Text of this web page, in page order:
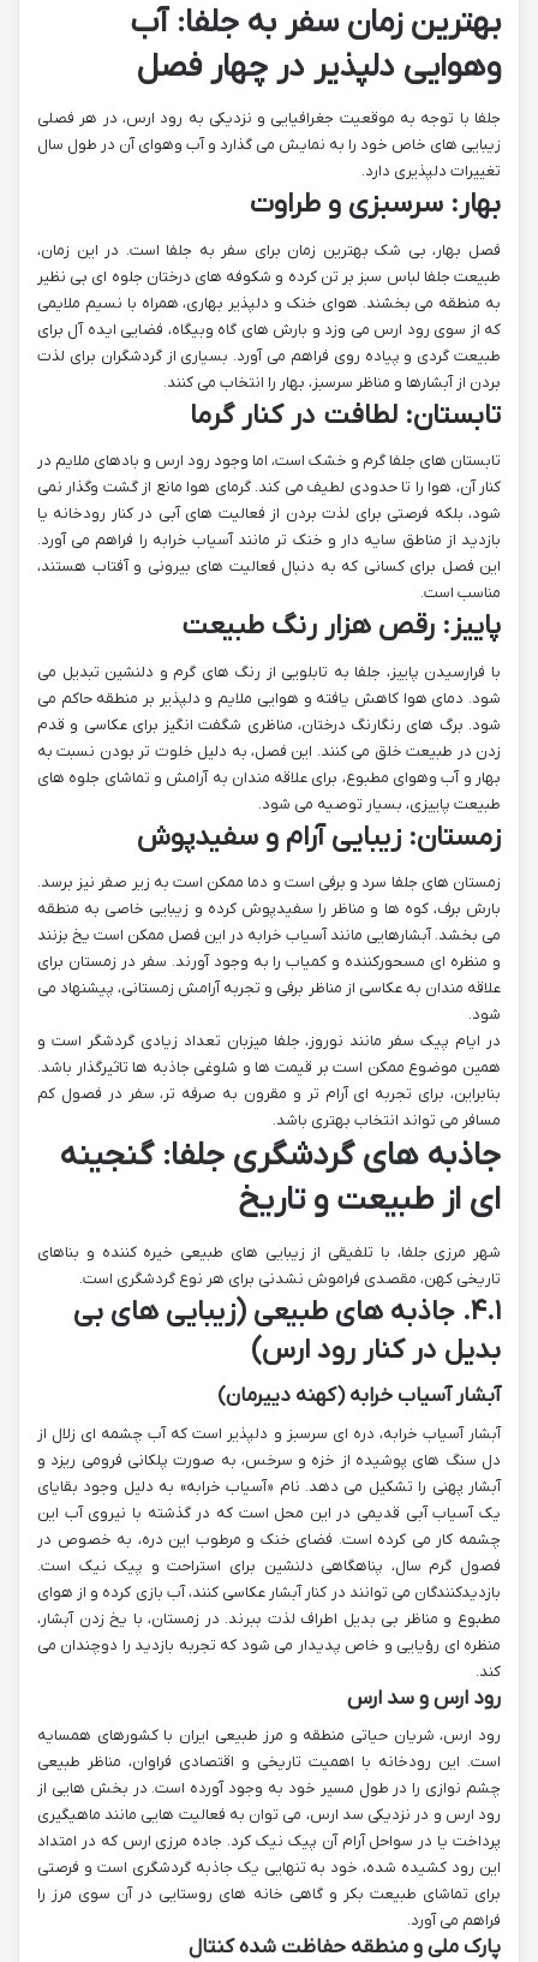
بهترین زمان سفر به جلفا: آب
وهوایی دلپذیر در چهار فصل
جلفا با توجه به موقعیت جغرافیایی و نزدیکی به رود ارس، در هر فصلی
زیبایی های خاص خود را به نمایش می گذارد و آب وهوای آن در طول سال
تغییرات دلپذیری دارد.
بهار: سرسبزی و طراوت
فصل بهار، بی شک بهترین زمان برای سفر به جلفا است. در این زمان،
طبیعت جلفا لباس سبز بر تن کرده و شکوفه های درختان جلوه ای بی نظیر
به منطقه می بخشند. هوای خنک و دلپذیر بهاری، همراه با نسیم ملایمی
که از سوی رود ارس می وزد و بارش های گاه وبیگاه، فضایی ایده آل برای
طبیعت گردی و پیاده روی فراهم می آورد. بسیاری از گردشگران برای لذت
بردن از آبشارها و مناظر سرسبز، بهار را انتخاب می کنند.
تابستان: لطافت در کنار گرما
تابستان های جلفا گرم و خشک است، اما وجود رود ارس و بادهای ملایم در
کنار آن، هوا را تا حدودی لطیف می کند. گرمای هوا مانع از گشت وگذار نمی
شود، بلکه فرصتی برای لذت بردن از فعالیت های آبی در کنار رودخانه یا
بازدید از مناطق سایه دار و خنک تر مانند آسیاب خرابه را فراهم می آورد.
این فصل برای کسانی که به دنبال فعالیت های بیرونی و آفتاب هستند،
مناسب است.
پاییز: رقص هزار رنگ طبیعت
با فرارسیدن پاییز، جلفا به تابلویی از رنگ های گرم و دلنشین تبدیل می
شود. دمای هوا کاهش یافته و هوایی ملایم و دلپذیر بر منطقه حاکم می
شود. برگ های رنگارنگ درختان، مناظری شگفت انگیز برای عکاسی و قدم
زدن در طبیعت خلق می کنند. این فصل، به دلیل خلوت تر بودن نسبت به
بهار و آب وهوای مطبوع، برای علاقه مندان به آرامش و تماشای جلوه های
طبیعت پاییزی، بسیار توصیه می شود.
زمستان: زیبایی آرام و سفیدپوش
زمستان های جلفا سرد و برفی است و دما ممکن است به زیر صفر نیز برسد.
بارش برف، کوه ها و مناظر را سفیدپوش کرده و زیبایی خاصی به منطقه
می بخشد. آبشارهایی مانند آسیاب خرابه در این فصل ممکن است یخ بزنند
و منظره ای مسحورکننده و کمیاب را به وجود آورند. سفر در زمستان برای
علاقه مندان به عکاسی از مناظر برفی و تجربه آرامش زمستانی، پیشنهاد می
شود.
در ایام پیک سفر مانند نوروز، جلفا میزبان تعداد زیادی گردشگر است و
همین موضوع ممکن است بر قیمت ها و شلوغی جاذبه ها تاثیرگذار باشد.
بنابراین، برای تجربه ای آرام تر و مقرون به صرفه تر، سفر در فصول کم
مسافر می تواند انتخاب بهتری باشد.
جاذبه های گردشگری جلفا: گنجینه
ای از طبیعت و تاریخ
شهر مرزی جلفا، با تلفیقی از زیبایی های طبیعی خیره کننده و بناهای
تاریخی کهن، مقصدی فراموش نشدنی برای هر نوع گردشگری است.
۴.۱. جاذبه های طبیعی (زیبایی های بی
بدیل در کنار رود ارس)
آبشار آسیاب خرابه (کهنه دییرمان)
آبشار آسیاب خرابه، دره ای سرسبز و دلپذیر است که آب چشمه ای زلال از
دل سنگ های پوشیده از خزه و سرخس، به صورت پلکانی فرومی ریزد و
آبشار پهنی را تشکیل می دهد. نام «آسیاب خرابه» به دلیل وجود بقایای
یک آسیاب آبی قدیمی در این محل است که در گذشته با نیروی آب این
چشمه کار می کرده است. فضای خنک و مرطوب این دره، به خصوص در
فصول گرم سال، پناهگاهی دلنشین برای استراحت و پیک نیک است.
بازدیدکنندگان می توانند در کنار آبشار عکاسی کنند، آب بازی کرده و از هوای
مطبوع و مناظر بی بدیل اطراف لذت ببرند. در زمستان، با یخ زدن آبشار،
منظره ای رؤیایی و خاص پدیدار می شود که تجربه بازدید را دوچندان می
کند.
رود ارس و سد ارس
رود ارس، شریان حیاتی منطقه و مرز طبیعی ایران با کشورهای همسایه
است. این رودخانه با اهمیت تاریخی و اقتصادی فراوان، مناظر طبیعی
چشم نوازی را در طول مسیر خود به وجود آورده است. در بخش هایی از
رود ارس و در نزدیکی سد ارس، می توان به فعالیت هایی مانند ماهیگیری
پرداخت یا در سواحل آرام آن پیک نیک کرد. جاده مرزی ارس که در امتداد
این رود کشیده شده، خود به تنهایی یک جاذبه گردشگری است و فرصتی
برای تماشای طبیعت بکر و گاهی خانه های روستایی در آن سوی مرز را
فراهم می آورد.
پارک ملی و منطقه حفاظت شده کنتال